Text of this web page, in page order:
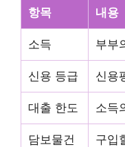
항목 내용
소득 부부
신용 등급 신용
대출 한도 소득
담보물건 구입